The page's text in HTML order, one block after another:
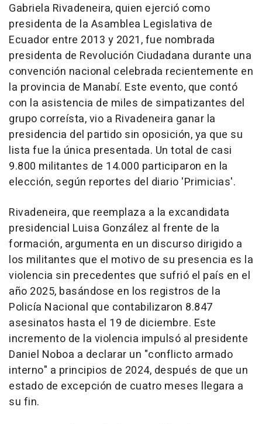
Gabriela Rivadeneira, quien ejerció como
presidenta de la Asamblea Legislativa de
Ecuador entre 2013 y 2021, fue nombrada
presidenta de Revolución Ciudadana durante una
convención nacional celebrada recientemente en
la provincia de Manabí. Este evento, que contó
con la asistencia de miles de simpatizantes del
grupo correísta, vio a Rivadeneira ganar la
presidencia del partido sin oposición, ya que su
lista fue la única presentada. Un total de casi
9.800 militantes de 14.000 participaron en la
elección, según reportes del diario 'Primicias'.
Rivadeneira, que reemplaza a la excandidata
presidencial Luisa González al frente de la
formación, argumenta en un discurso dirigido a
los militantes que el motivo de su presencia es la
violencia sin precedentes que sufrió el país en el
año 2025, basándose en los registros de la
Policía Nacional que contabilizaron 8.847
asesinatos hasta el 19 de diciembre. Este
incremento de la violencia impulsó al presidente
Daniel Noboa a declarar un "conflicto armado
interno" a principios de 2024, después de que un
estado de excepción de cuatro meses llegara a
su fin.